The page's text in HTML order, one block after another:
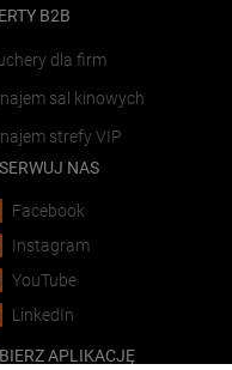
B2B
dla firm
sal kinowych
strefy VIP
NAS
Facebook
Instagram
YouTube
LinkedIn
APLIKACJĘ